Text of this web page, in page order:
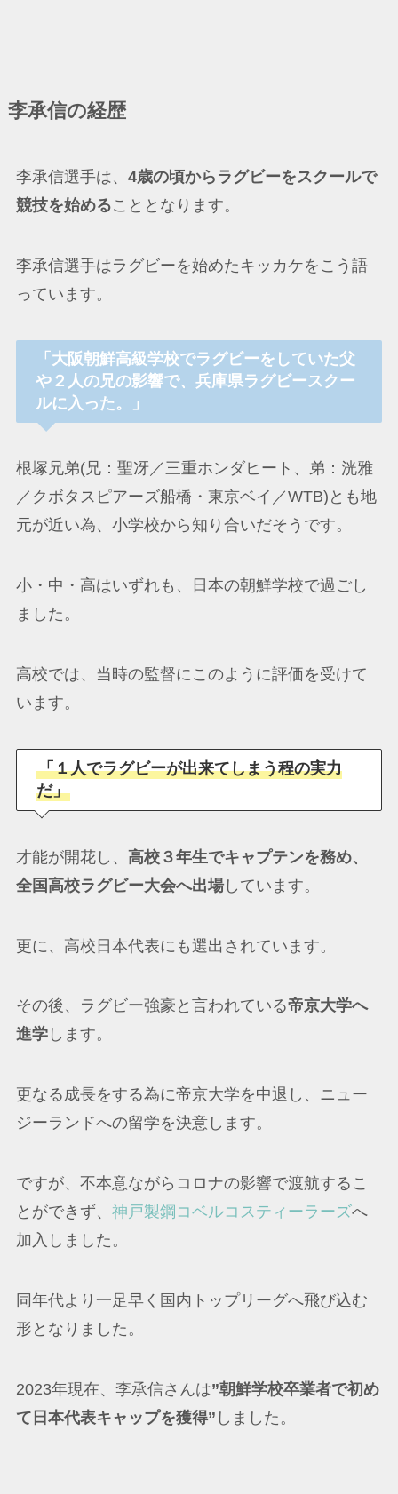
李承信の経歴
李承信選手は、 4歳の頃からラグビーをスクールで
競技を始めることとなります。
李承信選手はラグビーを始めたキッカケをこう語
っています。
「大阪朝鮮高級学校でラグビーをしていた父
や２人の兄の影響で、兵庫県ラグビースクー
ルに入った。」
根塚兄弟(兄：聖冴／三重ホンダヒート、弟：洸雅
／クボタスピアーズ船橋・東京ベイ／WTB)とも地
元が近い為、小学校から知り合いだそうです。
小・中・高はいずれも、日本の朝鮮学校で過ごし
ました。
高校では、当時の監督にこのように評価を受けて
います。
「１人でラグビーが出来てしまう程の実力
だ」
才能が開花し、 高校３年生でキャプテンを務め、
全国高校ラグビー大会へ出場しています。
更に、高校日本代表にも選出されています。
その後、ラグビー強豪と言われている帝京大学へ
進学します。
更なる成長をする為に帝京大学を中退し、ニュー
ジーランドへの留学を決意します。
ですが、不本意ながらコロナの影響で渡航するこ
とができず、 神戸製鋼コベルコスティーラーズへ
加入しました。
同年代より一足早く国内トップリーグへ飛び込む
形となりました。
2023年現在、李承信さんは”朝鮮学校卒業者で初め
て日本代表キャップを獲得” しました。